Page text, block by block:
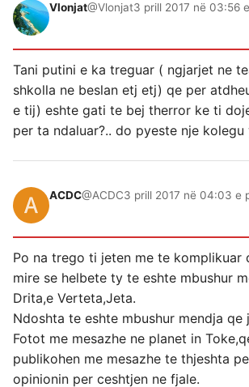
Vlonjat@Vlonjat3 prill 2017 në 03:56
Tani putini e ka treguar ( ngjarjet ne
shkolla ne beslan etj etj) qe per
e tij) eshte gati te bej therror ke ti
per ta ndaluar?.. do pyeste nje kolegu
ACDC@ACDC3 prill 2017 në 04:03 e
Po na trego ti jeten me te komplikuar
mire se helbete ty te eshte mbushur
Drita,e Verteta,Jeta.
Ndoshta te eshte mbushur mendja qe
Fotot me mesazhe ne planet in
publikohen me mesazhe te thjeshta
opinionin per ceshtjen ne fjale.